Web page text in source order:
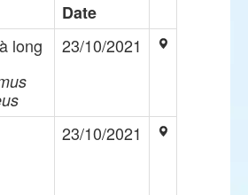
Date
long
23/10/2021
23/10/2021